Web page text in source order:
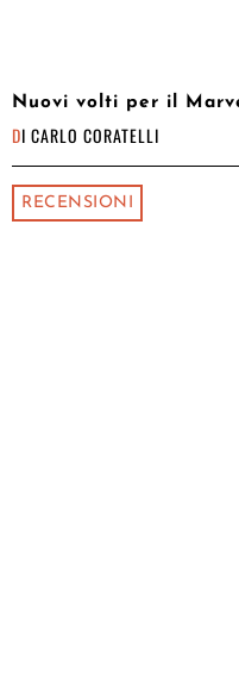
Nuovi volti per il
DI CARLO CORATELLI
RECENSIONI